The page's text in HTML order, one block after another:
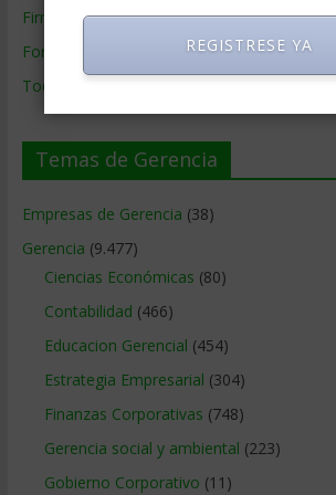
Firmas de Gerencia
Formación de Gerencia
Todos los Temas
Temas de Gerencia
Empresas de Gerencia (38)
Gerencia (9.477)
Ciencias Económicas (80)
Contabilidad (466)
Educacion Gerencial (454)
Estrategia Empresarial (304)
Finanzas Corporativas (748)
Gerencia social y ambiental (223)
Gobierno Corporativo (11)
REGISTRESE YA